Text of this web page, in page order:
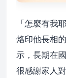
「怎麼有我
烙印他長相
示，長期在
很感謝家人